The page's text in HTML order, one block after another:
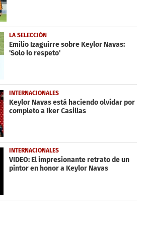
LA SELECCIÓN
Emilio Izaguirre sobre Keylor Navas:
'Solo lo respeto'
INTERNACIONALES
Keylor Navas está haciendo olvidar por
completo a Iker Casillas
INTERNACIONALES
VIDEO: El impresionante retrato de un
pintor en honor a Keylor Navas